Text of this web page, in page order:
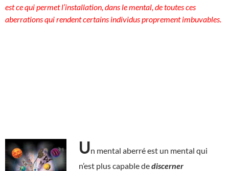
est ce qui permet l’installation, dans le mental, de toutes ces
aberrations qui rendent certains individus proprement imbuvables.
Un mental aberré est un mental qui
n’est plus capable dediscerner